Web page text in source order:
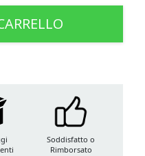
Soddisfatto o
Rimborsato